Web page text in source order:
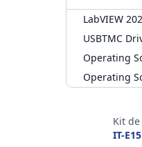
LabVIEW
USBTMC
Operating
Operating
Kit
IT-